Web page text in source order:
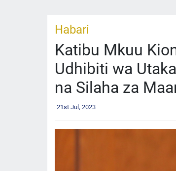
Habari
Katibu Mkuu
Udhibiti wa
na Silaha za
21st Jul, 2023